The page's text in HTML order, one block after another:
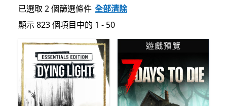
已選取 2 個篩選條件 全部清除
顯示 823 個項目中的 1 - 50
顯示 823 個項目中的 1 - 50